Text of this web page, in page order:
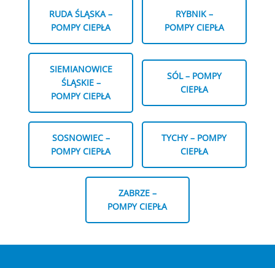
RUDA ŚLĄSKA –
POMPY CIEPŁA
RYBNIK –
POMPY CIEPŁA
SIEMIANOWICE
ŚLĄSKIE –
POMPY CIEPŁA
SÓL – POMPY
CIEPŁA
SOSNOWIEC –
POMPY CIEPŁA
TYCHY – POMPY
CIEPŁA
ZABRZE –
POMPY CIEPŁA